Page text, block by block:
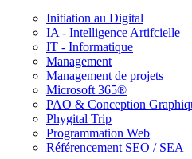
Initiation au Digital
IA - Intelligence Artifcielle
IT - Informatique
Management
Management de projets
Microsoft 365®
PAO & Conception
Phygital Trip
Programmation Web
Référencement SEO / SEA